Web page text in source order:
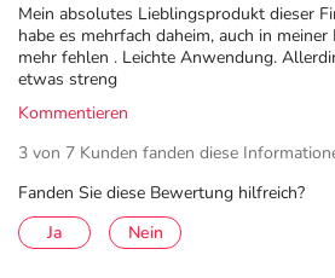
Mein absolutes Lieblingsprodukt dieser
habe es mehrfach daheim, auch in
mehr fehlen . Leichte Anwendung.
etwas streng
Kommentieren
3 von 7 Kunden fanden diese
Fanden Sie diese Bewertung hilfreich?
Ja
Nein